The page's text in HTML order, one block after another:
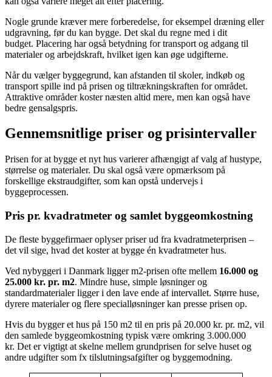
Nogle grunde kræver mere forberedelse, for eksempel dræning eller
udgravning, før du kan bygge. Det skal du regne med i dit
budget. Placering har også betydning for transport og adgang til
materialer og arbejdskraft, hvilket igen kan øge udgifterne.
Når du vælger byggegrund, kan afstanden til skoler, indkøb og
transport spille ind på prisen og tiltrækningskraften for området.
Attraktive områder koster næsten altid mere, men kan også have
bedre gensalgspris.
Gennemsnitlige priser og prisintervaller
Prisen for at bygge et nyt hus varierer afhængigt af valg af hustype,
størrelse og materialer. Du skal også være opmærksom på
forskellige ekstraudgifter, som kan opstå undervejs i
byggeprocessen.
Pris pr. kvadratmeter og samlet byggeomkostning
De fleste byggefirmaer oplyser priser ud fra kvadratmeterprisen –
det vil sige, hvad det koster at bygge én kvadratmeter hus.
Ved nybyggeri i Danmark ligger m2-prisen ofte mellem 16.000 og
25.000 kr. pr. m2. Mindre huse, simple løsninger og
standardmaterialer ligger i den lave ende af intervallet. Større huse,
dyrere materialer og flere specialløsninger kan presse prisen op.
Hvis du bygger et hus på 150 m2 til en pris på 20.000 kr. pr. m2, vil
den samlede byggeomkostning typisk være omkring 3.000.000
kr. Det er vigtigt at skelne mellem grundprisen for selve huset og
andre udgifter som fx tilslutningsafgifter og byggemodning.